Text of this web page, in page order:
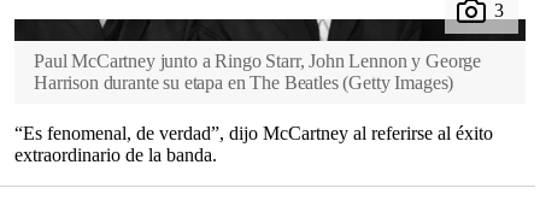
Paul McCartney junto a Ringo Starr, John Lennon y George
Harrison durante su etapa en The Beatles (Getty Images)
“Es fenomenal, de verdad”, dijo McCartney al referirse al éxito
extraordinario de la banda.